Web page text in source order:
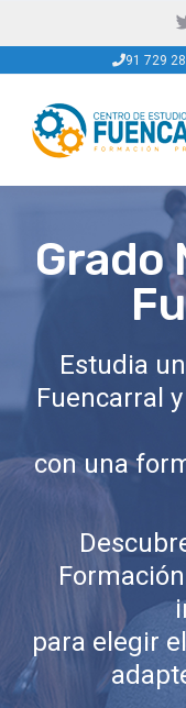
links
to
primary
navigation
Skip
content
91 729
Grado
Estudia un
Fuencarral
con una
para elegir